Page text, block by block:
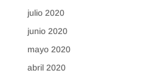
julio 2020
junio 2020
mayo 2020
abril 2020